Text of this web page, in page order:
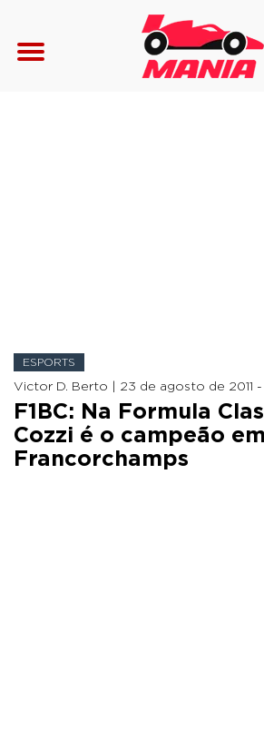
ESPORTS
Victor D. Berto | 23 de agosto de 2011 -
F1BC: Na Formula
Cozzi é o campeão
Francorchamps